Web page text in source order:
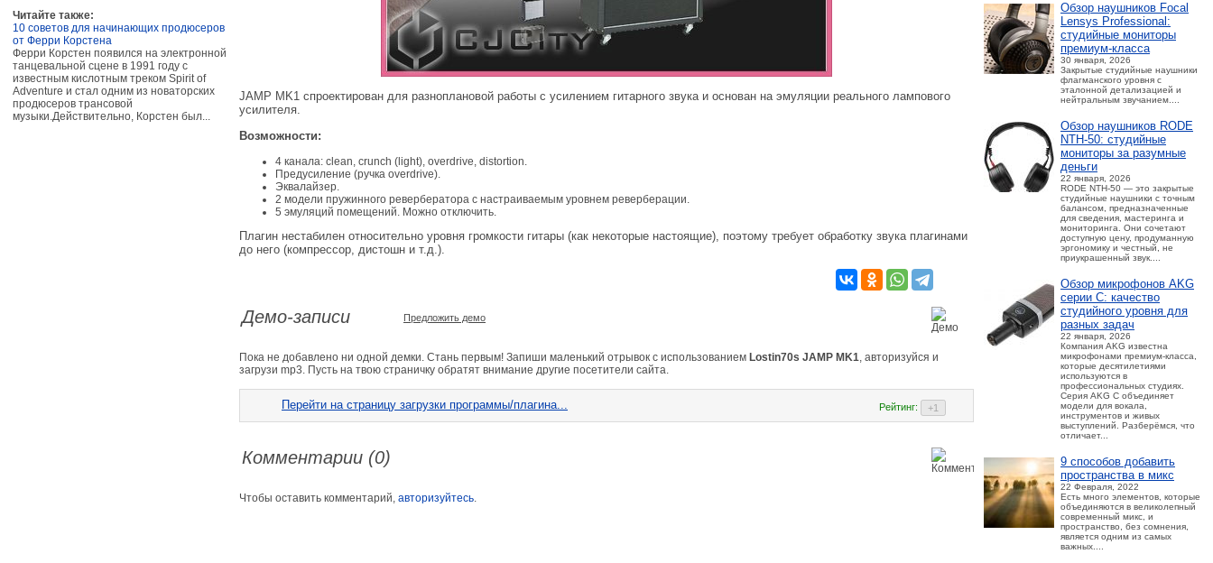
Обзор наушников Focal
Lensys Professional:
студийные мониторы
премиум‑класса
30 января, 2026
Закрытые студийные наушники
флагманского уровня с
эталонной детализацией и
нейтральным звучанием....
Обзор наушников RODE
NTH-50: студийные
мониторы за разумные
деньги
22 января, 2026
RODE NTH-50 — это закрытые
студийные наушники с точным
балансом, предназначенные
для сведения, мастеринга и
мониторинга. Они сочетают
доступную цену, продуманную
эргономику и честный, не
приукрашенный звук....
Обзор микрофонов AKG
серии C: качество
студийного уровня для
разных задач
22 января, 2026
Компания AKG известна
микрофонами премиум-класса,
которые десятилетиями
используются в
профессиональных студиях.
Серия AKG C объединяет
модели для вокала,
инструментов и живых
выступлений. Разберёмся, что
отличает...
9 способов добавить
пространства в микс
22 Февраля, 2022
Есть много элементов, которые
объединяются в великолепный
современный микс, и
пространство, без сомнения,
является одним из самых
важных....
Читайте также:
10 советов для начинающих продюсеров
от Ферри Корстена
Ферри Корстен появился на электронной
танцевальной сцене в 1991 году с
известным кислотным треком Spirit of
Adventure и стал одним из новаторских
продюсеров трансовой
музыки.Действительно, Корстен был...
JAMP MK1 спроектирован для разноплановой работы с усилением гитарного звука и основан на эмуляции реального лампового
усилителя.
Возможности:
4 канала: clean, crunch (light), overdrive, distortion.
Предусиление (ручка overdrive).
Эквалайзер.
2 модели пружинного ревербератора с настраиваемым уровнем реверберации.
5 эмуляций помещений. Можно отключить.
Плагин нестабилен относительно уровня громкости гитары (как некоторые настоящие), поэтому требует обработку звука плагинами
до него (компрессор, дистошн и т.д.).
Демо-записи Предложить демо
Пока не добавлено ни одной демки. Стань первым! Запиши маленький отрывок с использованием Lostin70s JAMP MK1, авторизуйся и
загрузи mp3. Пусть на твою страничку обратят внимание другие посетители сайта.
Рейтинг:
Перейти на страницу загрузки программы/плагина...
Комментарии (0)
Чтобы оставить комментарий, авторизуйтесь.